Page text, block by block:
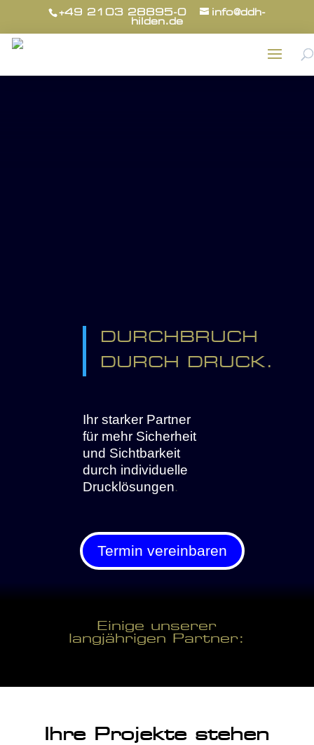
+49 2103 28895-0
info@ddh-
hilden.de
DURCHBRUCH
DURCH DRUCK.
Ihr starker Partner
für mehr Sicherheit
und Sichtbarkeit
durch individuelle
Drucklösungen.
Termin vereinbaren
Einige unserer
langjährigen Partner:
Ihre Projekte stehen